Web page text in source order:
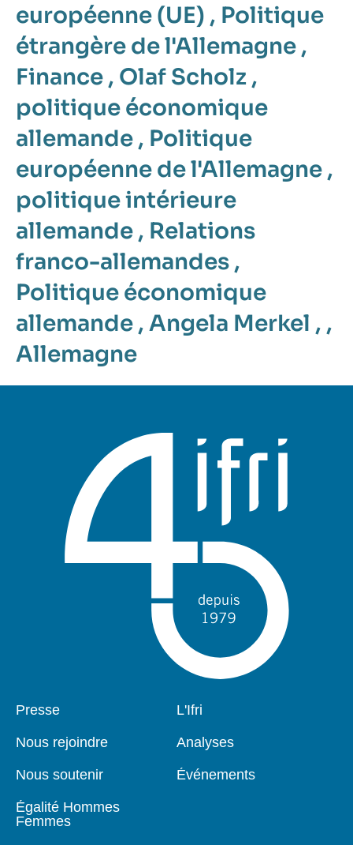
européenne (UE) , Politique
étrangère de l'Allemagne ,
Finance , Olaf Scholz ,
politique économique
allemande , Politique
européenne de l'Allemagne ,
politique intérieure
allemande , Relations
franco-allemandes ,
Politique économique
allemande , Angela Merkel , ,
Allemagne
Pied
Presse
Nous rejoindre
Nous soutenir
Égalité Hommes
Femmes
Navigation
L'Ifri
Analyses
Événements